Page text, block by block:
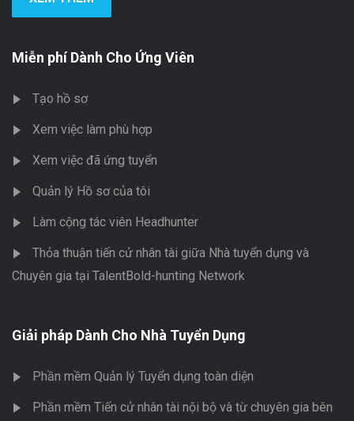
Miễn phí Dành Cho Ứng Viên
Tạo hồ sơ
Xem việc làm phù hợp
Xem việc đã ứng tuyển
Quản lý Hồ sơ của tôi
Làm cộng tác viên Headhunter
Thỏa thuận tiến cử nhân tài giữa Nhà tuyển dụng và
Chuyên gia tại TalentBold-hunting Network
Giải pháp Dành Cho Nhà Tuyển Dụng
Phần mềm Quản lý Tuyển dụng toàn diện
Phần mềm Tiến cử nhân tài nội bộ và từ chuyên gia bên